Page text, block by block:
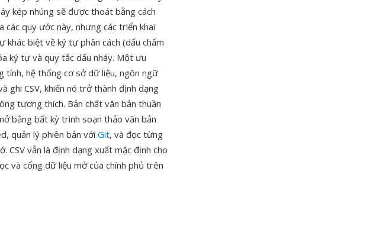
kép nhúng sẽ được thoát bằng cách
các quy ước này, nhưng các triển khai
khác biệt về ký tự phân cách (dấu chấm
ký tự và quy tắc dấu nháy. Một ưu
hệ thống cơ sở dữ liệu, ngôn ngữ
ghi CSV, khiến nó trở thành định dạng
tương thích. Bản chất văn bản thuần
bằng bất kỳ trình soạn thảo văn bản
quản lý phiên bản với Git, và đọc từng
CSV vẫn là định dạng xuất mặc định cho
và cổng dữ liệu mở của chính phủ trên